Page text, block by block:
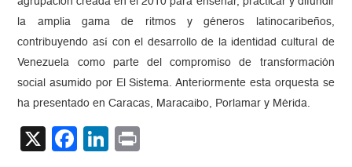
la amplia gama de ritmos y géneros latinocaribeños,
contribuyendo así con el desarrollo de la identidad cultural de
Venezuela como parte del compromiso de transformación
social asumido por El Sistema. Anteriormente esta orquesta se
ha presentado en Caracas, Maracaibo, Porlamar y Mérida.
X Facebook
LinkedIn